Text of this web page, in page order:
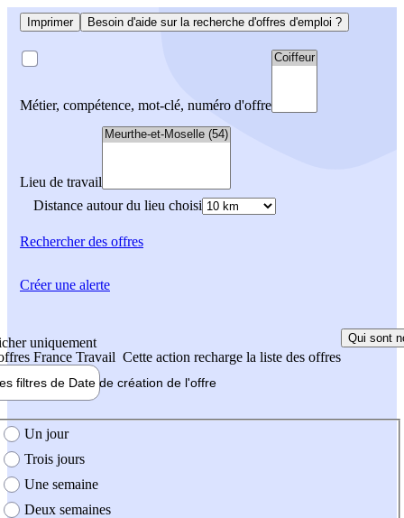
Imprimer Besoin d'aide sur la recherche d'offres d'emploi ?
Métier, compétence, mot-clé, numéro d'offre
Lieu de travail
Distance autour du lieu choisi
Rechercherdes offres
uniquement
France Travail Cette action recharge la liste des offres
Qui sont
filtres de Date de création de l'offre
création de l'offre
Un jour
Trois jours
Une semaine
Deux semaines
Créer une alerte